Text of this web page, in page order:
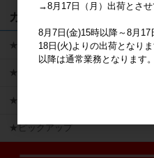
カテゴリ
★キャラクターグッズ
★新商品
★かえるのピクルス ライセンス商
★ピックアップ
→8月17日（月）出荷とさせ
8月7日(金)15時以降～8月
18日(火)よりの出荷となりま
以降は通常業務となります。